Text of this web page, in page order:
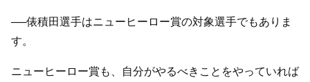
──俵積田選手はニューヒーロー賞の対象選手でもありま
す。
ニューヒーロー賞も、自分がやるべきことをやっていれば